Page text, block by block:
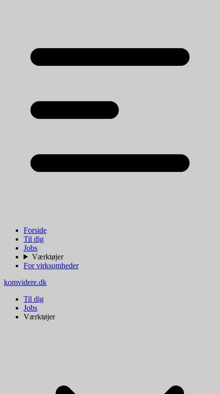
Forside
Til dig
Jobs
Værktøjer
For virksomheder
komvidere.dk
Til dig
Jobs
Værktøjer